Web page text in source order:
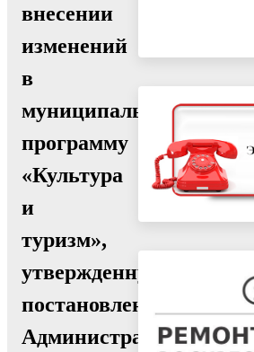
внесении
изменений
в
муниципальную
программу
«Культура
и
туризм»,
утвержденную
постановлением
Администрации